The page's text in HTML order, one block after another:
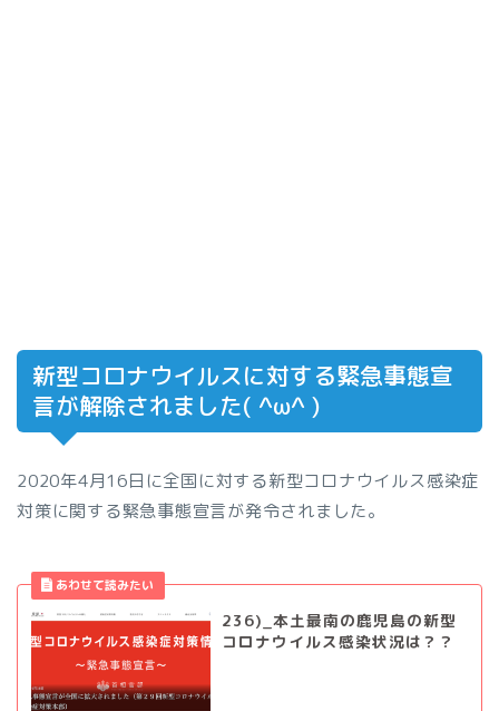
新型コロナウイルスに対する緊急事態宣
言が解除されました( ^ω^ )
2020年4月16日に全国に対する新型コロナウイルス感染症
対策に関する緊急事態宣言が発令されました。
236)_本土最南の鹿児島の新型
コロナウイルス感染状況は？？